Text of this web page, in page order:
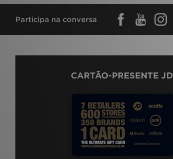
Participa na conversa
CARTÃO-PRESENTE JD